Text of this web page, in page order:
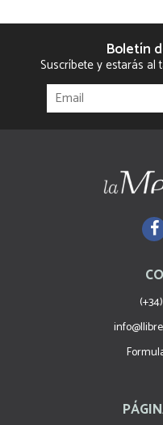
Boletín
Suscríbete y estarás